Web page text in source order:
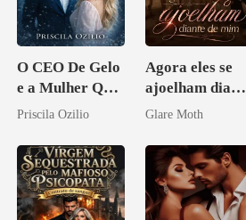
O CEO De Gelo
e a Mulher Que
Ele Jurou Odiar
Priscila Ozilio
Agora eles se
ajoelham diante
de mim
Glare Moth